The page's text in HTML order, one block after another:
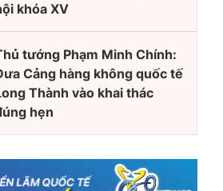
khóa XV
tướng Phạm Minh Chính:
Cảng hàng không quốc tế
Thành vào khai thác
hẹn